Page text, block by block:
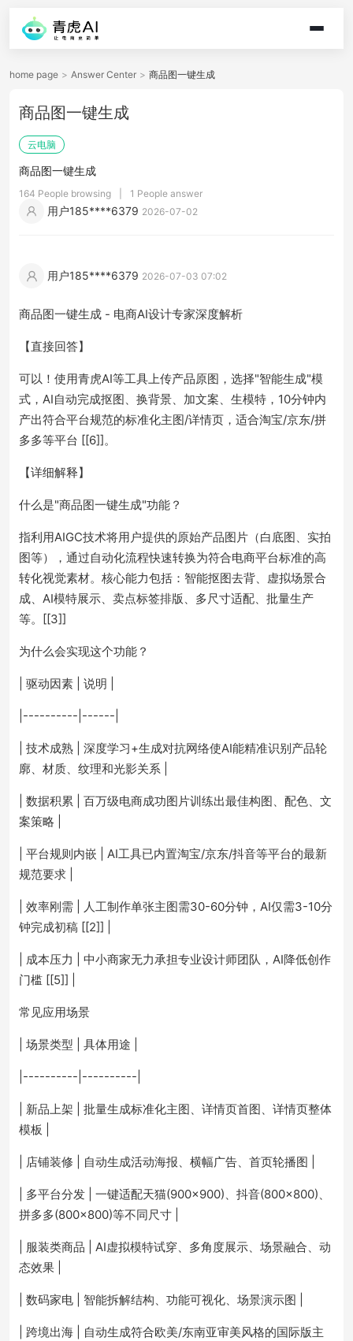
home page > Answer Center > 商品图一键生成
商品图一键生成
云电脑
商品图一键生成
164 People browsing 1 People answer
用户185****6379 2026-07-02
用户185****6379 2026-07-03 07:02
商品图一键生成 - 电商AI设计专家深度解析
【直接回答】
可以！使用青虎AI等工具上传产品原图，选择"智能生成"模
式，AI自动完成抠图、换背景、加文案、生模特，10分钟内
产出符合平台规范的标准化主图/详情页，适合淘宝/京东/拼
多多等平台 [[6]]。
【详细解释】
什么是"商品图一键生成"功能？
指利用AIGC技术将用户提供的原始产品图片（白底图、实拍
图等），通过自动化流程快速转换为符合电商平台标准的高
转化视觉素材。核心能力包括：智能抠图去背、虚拟场景合
成、AI模特展示、卖点标签排版、多尺寸适配、批量生产
等。[[3]]
为什么会实现这个功能？
| 驱动因素 | 说明 |
|----------|------|
| 技术成熟 | 深度学习+生成对抗网络使AI能精准识别产品轮
廓、材质、纹理和光影关系 |
| 数据积累 | 百万级电商成功图片训练出最佳构图、配色、文
案策略 |
| 平台规则内嵌 | AI工具已内置淘宝/京东/抖音等平台的最新
规范要求 |
| 效率刚需 | 人工制作单张主图需30-60分钟，AI仅需3-10分
钟完成初稿 [[2]] |
| 成本压力 | 中小商家无力承担专业设计师团队，AI降低创作
门槛 [[5]] |
常见应用场景
| 场景类型 | 具体用途 |
|----------|----------|
| 新品上架 | 批量生成标准化主图、详情页首图、详情页整体
模板 |
| 店铺装修 | 自动生成活动海报、横幅广告、首页轮播图 |
| 多平台分发 | 一键适配天猫(900×900)、抖音(800×800)、
拼多多(800×800)等不同尺寸 |
| 服装类商品 | AI虚拟模特试穿、多角度展示、场景融合、动
态效果 |
| 数码家电 | 智能拆解结构、功能可视化、场景演示图 |
| 跨境出海 | 自动生成符合欧美/东南亚审美风格的国际版主